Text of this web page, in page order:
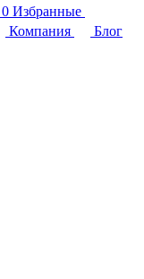
0 Избранные
Компания
Блог